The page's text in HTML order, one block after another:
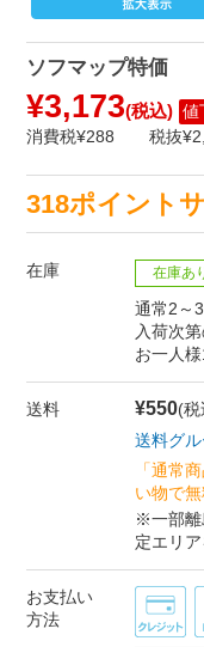
ソフマップ特価
¥3,173(税込) 値
消費税¥288
税抜
318ポイント
在庫 在庫あ
通常2～
入荷次
お一人
送料 ¥550(税
送料グル
「通常
い物で
※一部離
定エリア
お支払い
方法